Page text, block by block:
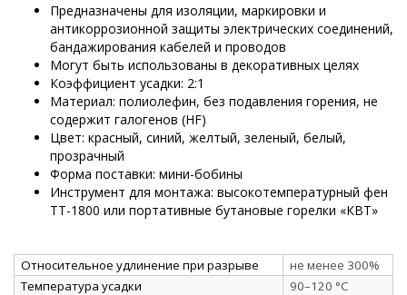
Предназначены для изоляции, маркировки и
антикоррозионной защиты электрических соединений,
бандажирования кабелей и проводов
Могут быть использованы в декоративных целях
Коэффициент усадки: 2:1
Материал: полиолефин, без подавления горения, не
содержит галогенов (HF)
Цвет: красный, синий, желтый, зеленый, белый,
прозрачный
Форма поставки: мини-бобины
Инструмент для монтажа: высокотемпературный фен
ТТ-1800 или портативные бутановые горелки «КВТ»
Относительное удлинение при разрыве
не менее 300%
Температура усадки
90–120 °C